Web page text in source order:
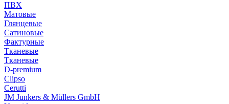
ПВХ
Матовые
Глянцевые
Сатиновые
Фактурные
Тканевые
Тканевые
D-premium
Clipso
Cerutti
JM Junkers & Müllers GmbH